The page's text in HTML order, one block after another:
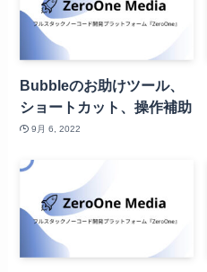
Bubbleのお助けツール、
ショートカット、操作補助
9月 6, 2022